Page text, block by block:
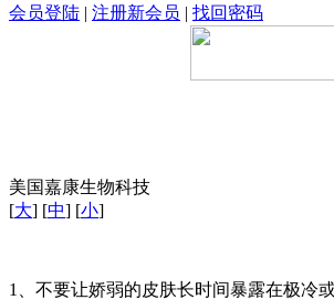
会员登陆 | 注册新会员 | 找回密码
美国嘉康生物科技
[大] [中] [小]
1、不要让娇弱的皮肤长时间暴露在极冷